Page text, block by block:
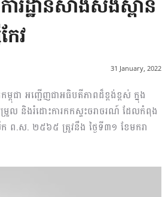
អង្គ
រដ្ឋានសាងសង់ស្ពាន
ែវ
31 January, 2022
ពុជា អញ្ជើញជាអធិបតីភាពដ៏ខ្ពង់ខ្ពស់ ក្នុង
រួល និងរំដោះការកកស្ទះចរាចរណ៍ ដែលកំពុង
ក ព.ស. ២៥៦៥ ត្រូវនឹង ថ្ងៃទី៣១ ខែមករា